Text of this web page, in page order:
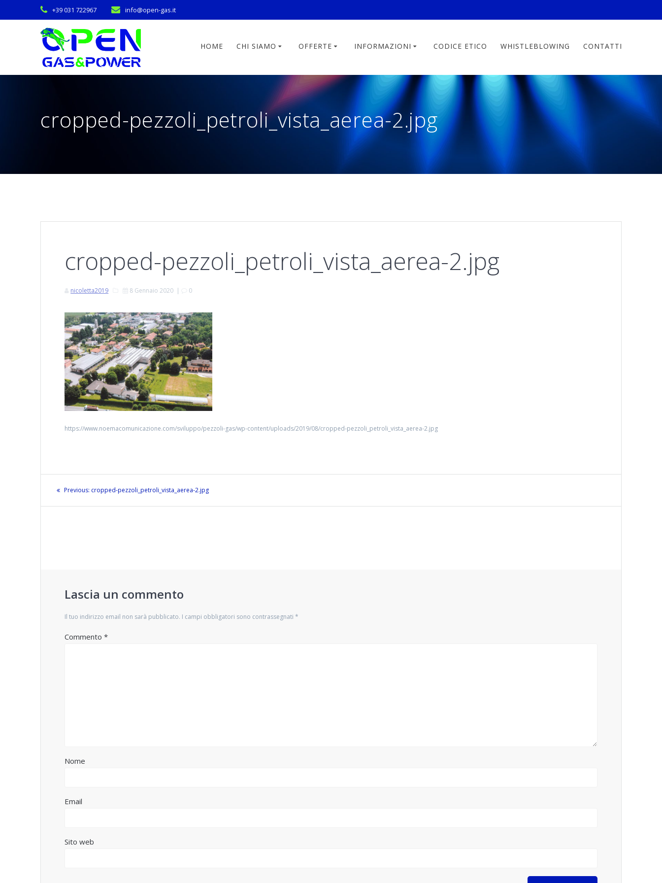
+39 031 722967 info@open-gas.it
HOME CHI SIAMO OFFERTE INFORMAZIONI CODICE ETICO WHISTLEBLOWING CONTATTI
cropped-pezzoli_petroli_vista_aerea-2.jpg
cropped-pezzoli_petroli_vista_aerea-2.jpg
nicoletta2019 8 Gennaio 2020 | 0
https://www.noemacomunicazione.com/sviluppo/pezzoli-gas/wp-content/uploads/2019/08/cropped-pezzoli_petroli_vista_aerea-2.jpg
Navigazione
articoli
Previous: Previous
cropped-pezzoli_petroli_vista_aerea-2.jpg
Lascia un commento
Il tuo indirizzo email non sarà pubblicato. I campi obbligatori sono contrassegnati*
Commento*
Nome
Email
Sito web